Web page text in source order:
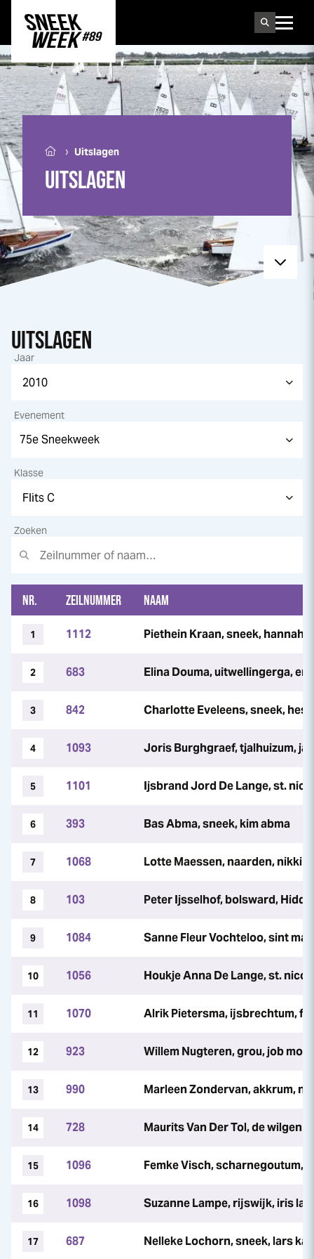
UITSLAGEN
› Uitslagen
UITSLAGEN
Jaar
Evenement
Klasse
Zoeken
NR. ZEILNUMMER NAAM
1 1112 Piethein Kraan, sneek, hannah
2 683 Elina Douma, uitwellingerga,
3 842 Charlotte Eveleens, sneek,
4 1093 Joris Burghgraef, tjalhuizum,
5 1101 Ijsbrand Jord De Lange, st.
6 393 Bas Abma, sneek, kim abma
7 1068 Lotte Maessen, naarden, nikki
8 103 Peter Ijsselhof, bolsward,
9 1084 Sanne Fleur Vochteloo, sint
10 1056 Houkje Anna De Lange, st.
11 1070 Alrik Pietersma, ijsbrechtum,
12 923 Willem Nugteren, grou, job
13 990 Marleen Zondervan, akkrum,
14 728 Maurits Van Der Tol, de wilgen
15 1096 Femke Visch, scharnegoutum,
16 1098 Suzanne Lampe, rijswijk, iris
17 687 Nelleke Lochorn, sneek, lars